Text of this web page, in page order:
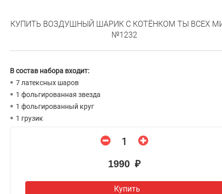
КУПИТЬ ВОЗДУШНЫЙ ШАРИК С КОТЁНКОМ ТЫ ВСЕХ
№1232
В состав набора входит:
7 латексных шаров
1 фольгированная звезда
1 фольгированный круг
1 грузик
1990 ₽
Купить